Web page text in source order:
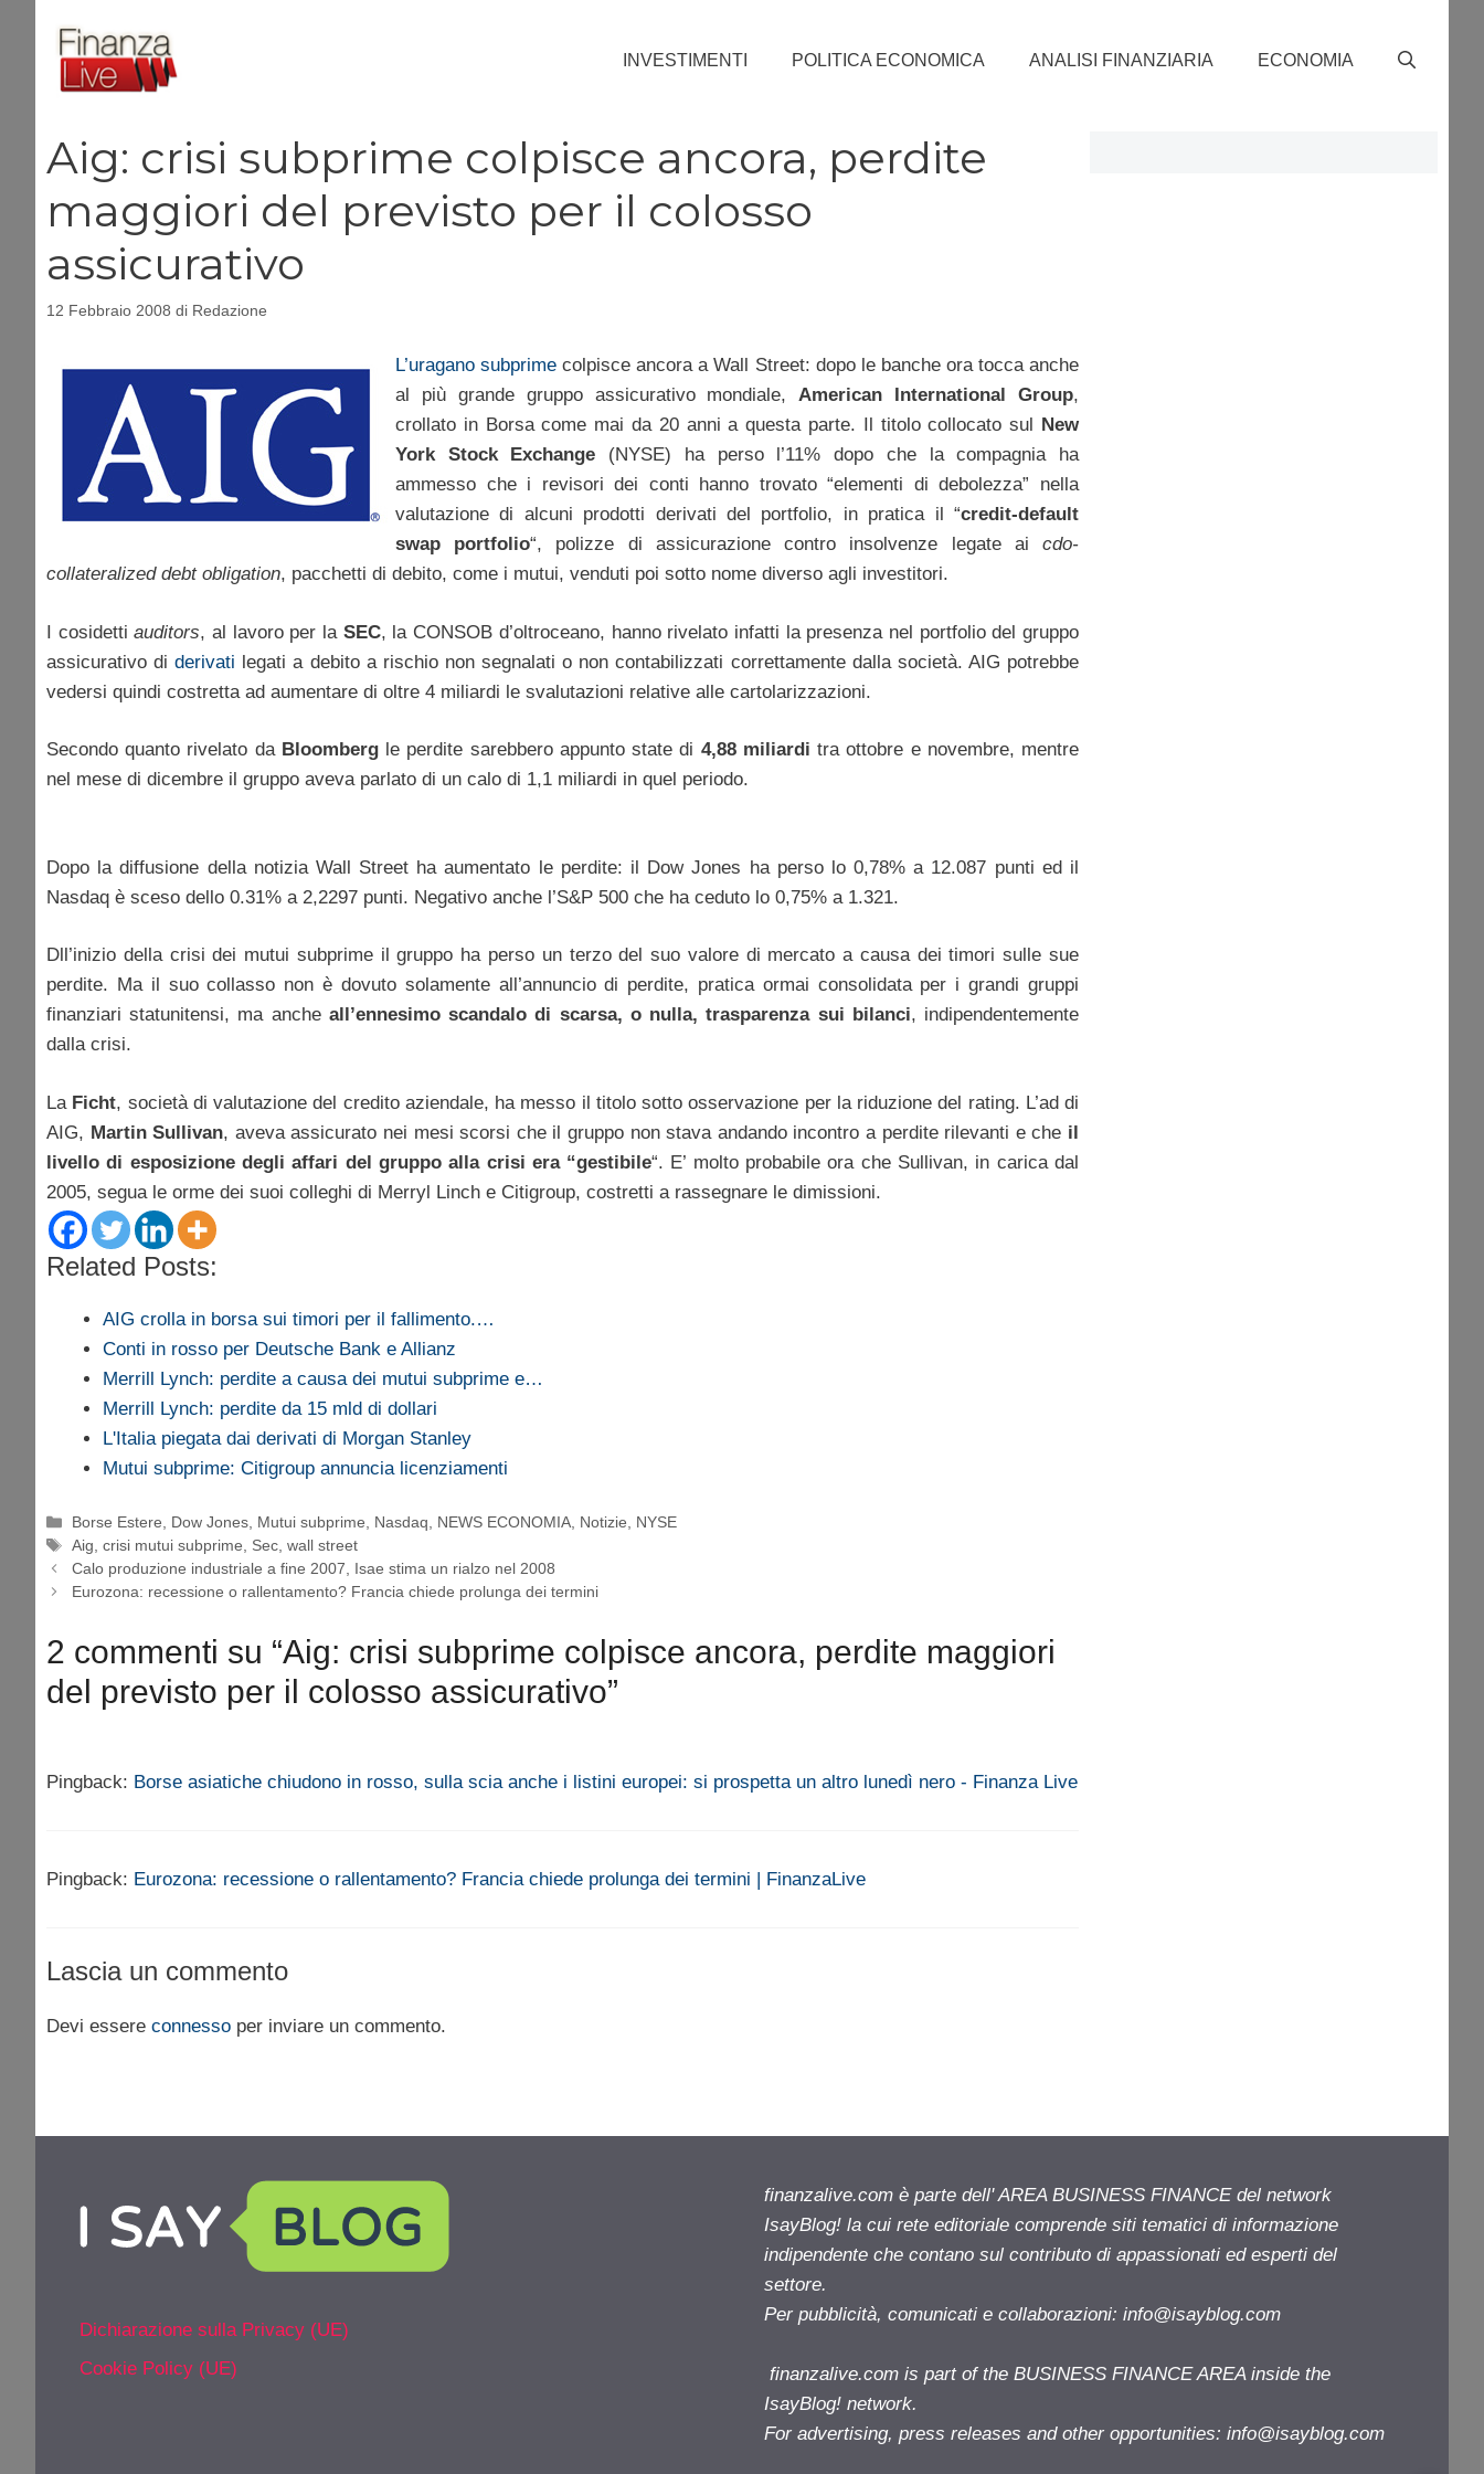
contenuto
INVESTIMENTI POLITICA ECONOMICA ANALISI FINANZIARIA ECONOMIA
Aig: crisi subprime colpisce ancora, perdite
maggiori del previsto per il colosso
assicurativo
12 Febbraio 2008 di Redazione
L’uragano subprime colpisce ancora a Wall Street: dopo le banche ora tocca anche
al più grande gruppo assicurativo mondiale,American International Group,
crollato in Borsa come mai da 20 anni a questa parte. Il titolo collocato sul
New
York Stock Exchange (NYSE) ha perso l’11% dopo che la compagnia ha
ammesso che i revisori dei conti hanno trovato “elementi di debolezza” nella
valutazione di alcuni prodotti derivati del portfolio, in pratica il “credit-default
swap portfolio“, polizze di assicurazione contro insolvenze legate aicdo-
collateralized debt obligation, pacchetti di debito, come i mutui, venduti poi sotto nome diverso agli investitori.
I cosidettiauditors, al lavoro per la SEC, la CONSOB d’oltroceano, hanno rivelato infatti la presenza nel portfolio del gruppo
assicurativo diderivati legati a debito a rischio non segnalati o non contabilizzati correttamente dalla società. AIG potrebbe
vedersi quindi costretta ad aumentare di oltre 4 miliardi le svalutazioni relative alle cartolarizzazioni.
Secondo quanto rivelato da Bloombergle perdite sarebbero appunto state di 4,88 miliarditra ottobre e novembre, mentre
nel mese di dicembre il gruppo aveva parlato di un calo di 1,1 miliardi in quel periodo.
Dopo la diffusione della notizia Wall Street ha aumentato le perdite: il Dow Jones ha perso lo 0,78% a 12.087 punti ed il
Nasdaq è sceso dello 0.31% a 2,2297 punti. Negativo anche l’S&P 500 che ha ceduto lo 0,75% a 1.321.
Dll’inizio della crisi dei mutui subprime il gruppo ha perso un terzo del suo valore di mercato a causa dei timori sulle sue
perdite. Ma il suo collasso non è dovuto solamente all’annuncio di perdite, pratica ormai consolidata per i grandi gruppi
finanziari statunitensi, ma anche all’ennesimo scandalo di scarsa, o nulla, trasparenza sui bilanci, indipendentemente
dalla crisi.
La Ficht, società di valutazione del credito aziendale, ha messo il titolo sotto osservazione per la riduzione del rating. L’ad di
AIG, Martin Sullivan, aveva assicurato nei mesi scorsi che il gruppo non stava andando incontro a perdite rilevanti e che il
livello di esposizione degli affari del gruppo alla crisi era “gestibile“. E’ molto probabile ora che Sullivan, in carica dal
2005, segua le orme dei suoi colleghi di Merryl Linch e Citigroup, costretti a rassegnare le dimissioni.
Related Posts:
AIG crolla in borsa sui timori per il fallimento.…
Conti in rosso per Deutsche Bank e Allianz
Merrill Lynch: perdite a causa dei mutui subprime e…
Merrill Lynch: perdite da 15 mld di dollari
L'Italia piegata dai derivati di Morgan Stanley
Mutui subprime: Citigroup annuncia licenziamenti
Categorie
Borse Estere Dow Jones Mutui subprime Nasdaq NEWS ECONOMIA Notizie
NYSE
Tag
Aig ,crisi mutui subprime Sec ,wall street
Calo produzione industriale a fine 2007, Isae stima un rialzo nel 2008
Eurozona: recessione o rallentamento? Francia chiede prolunga dei termini
2 commenti su “Aig: crisi subprime colpisce ancora, perdite maggiori
del previsto per il colosso assicurativo”
Pingback: Borse asiatiche chiudono in rosso, sulla scia anche i listini europei: si prospetta un altro lunedì nero - Finanza Live
Pingback: Eurozona: recessione o rallentamento? Francia chiede prolunga dei termini | FinanzaLive
Lascia un commento
Devi essere connesso per inviare un commento.
Dichiarazione sulla Privacy (UE)
Cookie Policy (UE)
finanzalive.com è parte dell' AREA BUSINESS FINANCE del network
IsayBlog! la cui rete editoriale comprende siti tematici di informazione
indipendente che contano sul contributo di appassionati ed esperti del
settore.
Per pubblicità, comunicati e collaborazioni: info@isayblog.com
finanzalive.com is part of the BUSINESS FINANCE AREA inside the
IsayBlog! network.
For advertising, press releases and other opportunities: info@isayblog.com